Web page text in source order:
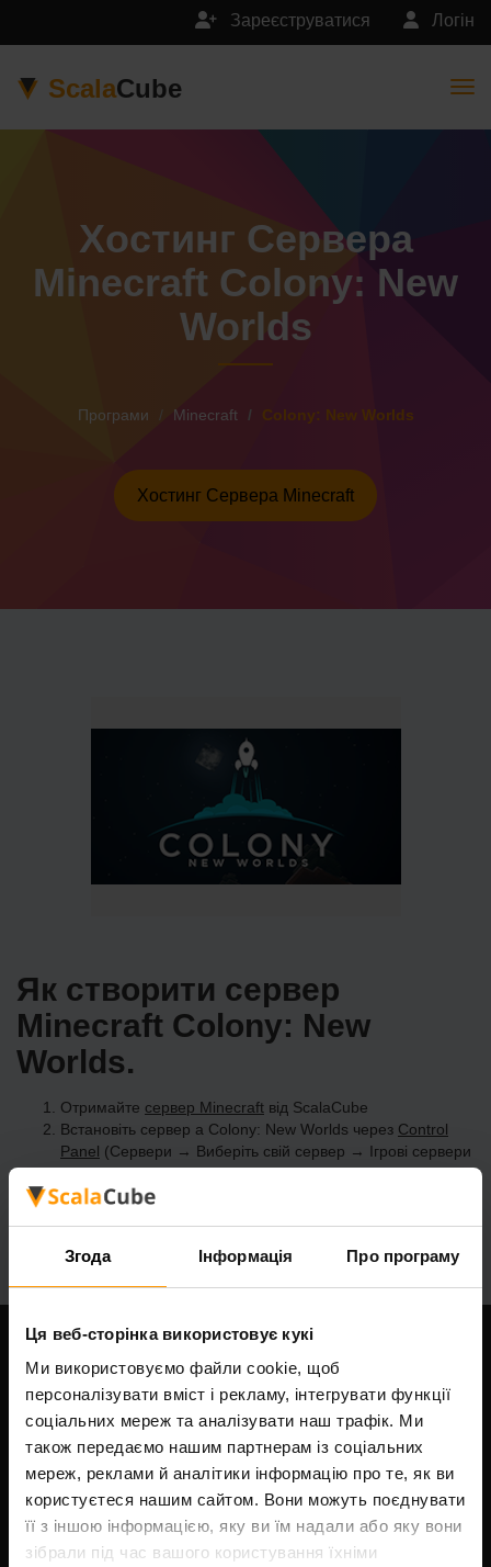
Згода Інформація Про програму
Ця веб-сторінка використовує кукі
Ми використовуємо файли cookie, щоб
персоналізувати вміст і рекламу, інтегрувати функції
соціальних мереж та аналізувати наш трафік. Ми
також передаємо нашим партнерам із соціальних
мереж, реклами й аналітики інформацію про те, як ви
користуєтеся нашим сайтом. Вони можуть поєднувати
її з іншою інформацією, яку ви їм надали або яку вони
зібрали під час вашого користування їхніми
Логін
Зареєструватися
ScalaCube
Хостинг Сервера
Minecraft Colony: New
Worlds
Програми Minecraft Colony: New Worlds
Хостинг Сервера Minecraft
Як створити сервер
Minecraft Colony: New
Worlds.
Отримайте сервер Minecraft від ScalaCube
Встановіть сервер a Colony: New Worlds через Control
Panel (Сервери → Виберіть свій сервер → Ігрові сервери
→ Додати ігровий сервер → Colony: New Worlds)
Насолоджуйтесь грою на сервері!
Наша компанія
Scalable Hosting Solutions OÜ
Код реєстрації: 14652605
ІПН: EE102133820
Адреса: Harju maakond, Tallinn, Kesklinna linnaosa,
Vesivärava tn 50-201, 10152